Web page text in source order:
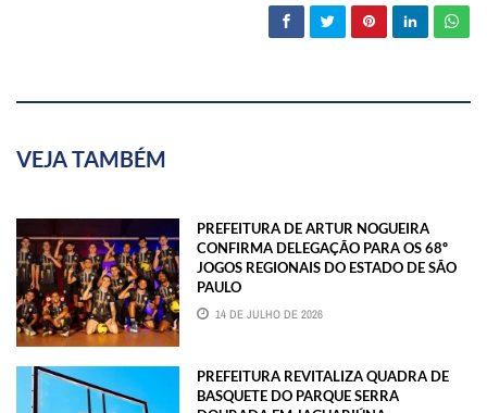
VEJA TAMBÉM
PREFEITURA DE ARTUR NOGUEIRA
CONFIRMA DELEGAÇÃO PARA OS 68º
JOGOS REGIONAIS DO ESTADO DE SÃO
PAULO
14 DE JULHO DE 2026
PREFEITURA REVITALIZA QUADRA DE
BASQUETE DO PARQUE SERRA